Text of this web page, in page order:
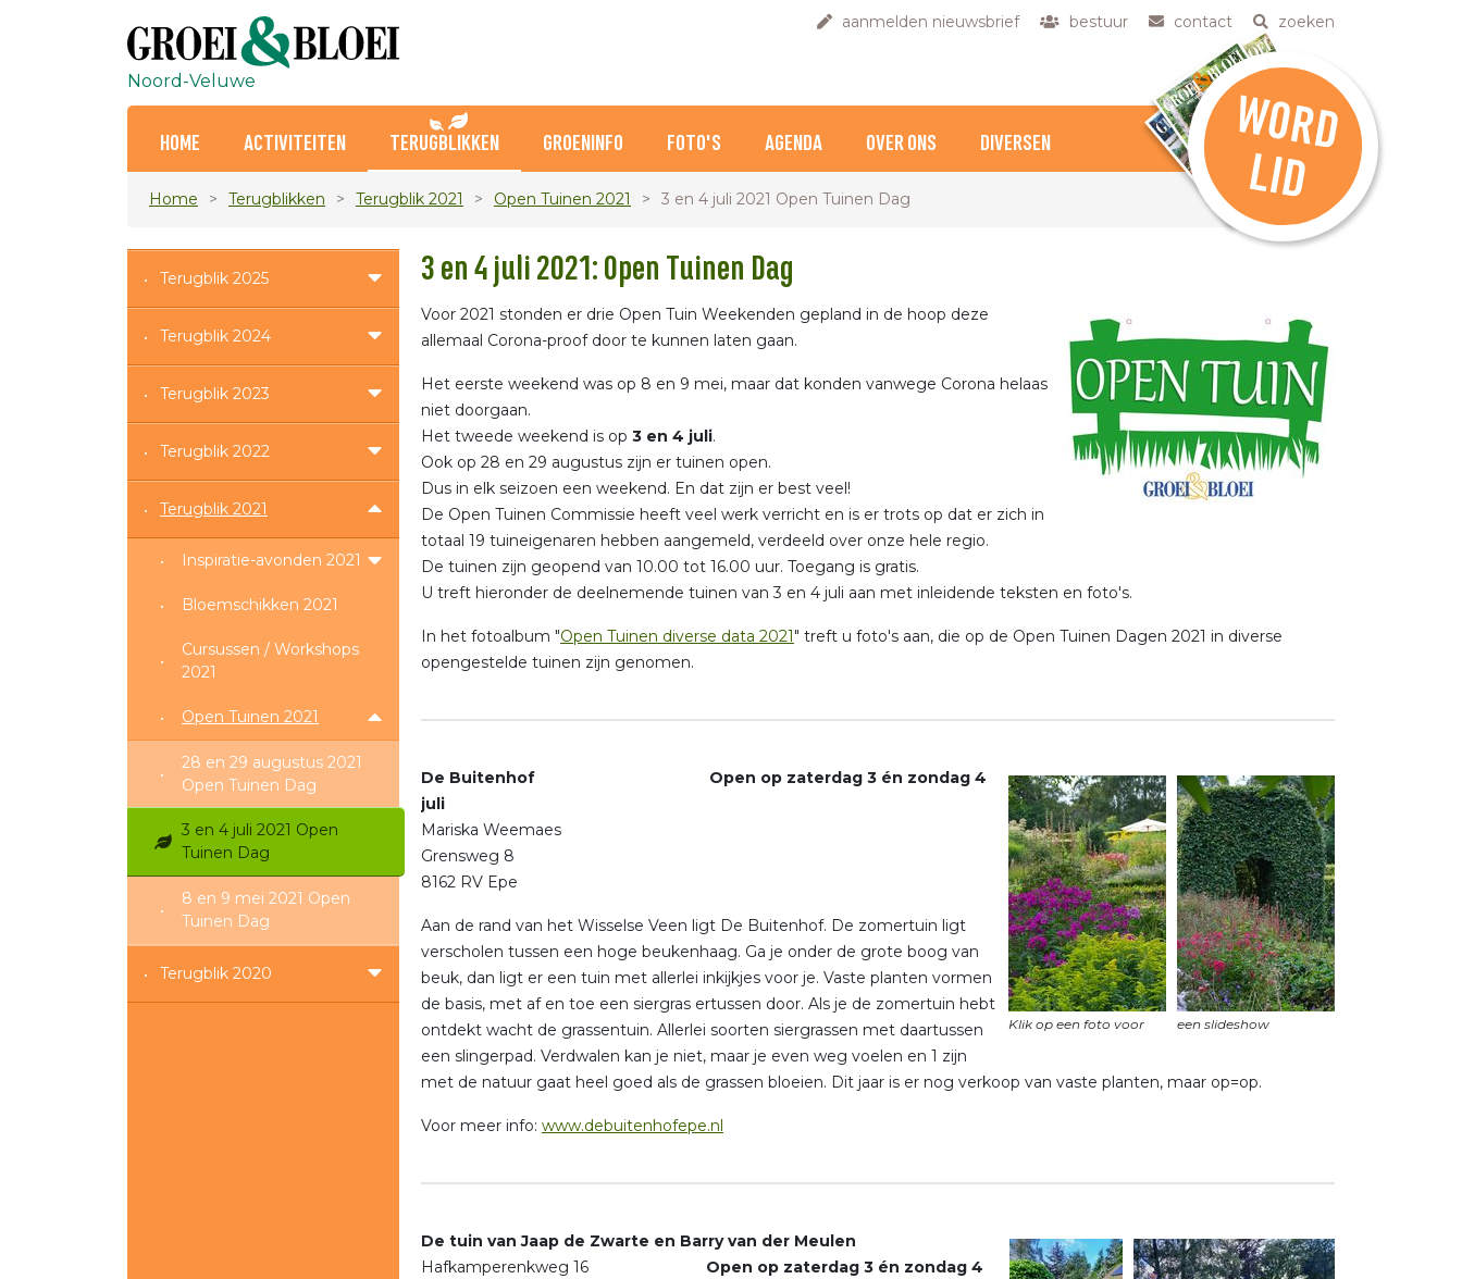
aanmelden nieuwsbrief bestuur contact zoeken
Noord-Veluwe
HOME ACTIVITEITEN TERUGBLIKKEN GROENINFO FOTO'S AGENDA OVER ONS DIVERSEN W
O
R
D
L
ID
Home Terugblikken Terugblik 2021 Open Tuinen 2021 3 en 4 juli 2021 Open Tuinen Dag
Terugblik 2025
Terugblik 2024
Terugblik 2023
Terugblik 2022
Terugblik 2021
Inspiratie-avonden 2021
Bloemschikken 2021
Cursussen / Workshops
2021
Open Tuinen 2021
28 en 29 augustus 2021
Open Tuinen Dag
3 en 4 juli 2021 Open
Tuinen Dag
8 en 9 mei 2021 Open
Tuinen Dag
Terugblik 2020
3 en 4 juli 2021: Open Tuinen Dag
Voor 2021 stonden er drie Open Tuin Weekenden gepland in de hoop deze
allemaal Corona-proof door te kunnen laten gaan.
Het eerste weekend was op 8 en 9 mei, maar dat konden vanwege Corona helaas
niet doorgaan.
Het tweede weekend is op 3 en 4 juli.
Ook op 28 en 29 augustus zijn er tuinen open.
Dus in elk seizoen een weekend. En dat zijn er best veel!
De Open Tuinen Commissie heeft veel werk verricht en is er trots op dat er zich in
totaal 19 tuineigenaren hebben aangemeld, verdeeld over onze hele regio.
De tuinen zijn geopend van 10.00 tot 16.00 uur. Toegang is gratis.
U treft hieronder de deelnemende tuinen van 3 en 4 juli aan met inleidende teksten en foto's.
In het fotoalbum "Open Tuinen diverse data 2021" treft u foto's aan, die op de Open Tuinen Dagen 2021 in diverse
opengestelde tuinen zijn genomen.
De Buitenhof Open op zaterdag 3 én zondag 4
juli
Mariska Weemaes
Grensweg 8
8162 RV Epe
Aan de rand van het Wisselse Veen ligt De Buitenhof. De zomertuin ligt
verscholen tussen een hoge beukenhaag. Ga je onder de grote boog van
beuk, dan ligt er een tuin met allerlei inkijkjes voor je. Vaste planten vormen
de basis, met af en toe een siergras ertussen door. Als je de zomertuin hebt
ontdekt wacht de grassentuin. Allerlei soorten siergrassen met daartussen
een slingerpad. Verdwalen kan je niet, maar je even weg voelen en 1 zijn
met de natuur gaat heel goed als de grassen bloeien. Dit jaar is er nog verkoop van vaste planten, maar op=op.
Voor meer info: www.debuitenhofepe.nl
De tuin van Jaap de Zwarte en Barry van der Meulen
Hafkamperenkweg 16
Open op zaterdag 3 én zondag 4